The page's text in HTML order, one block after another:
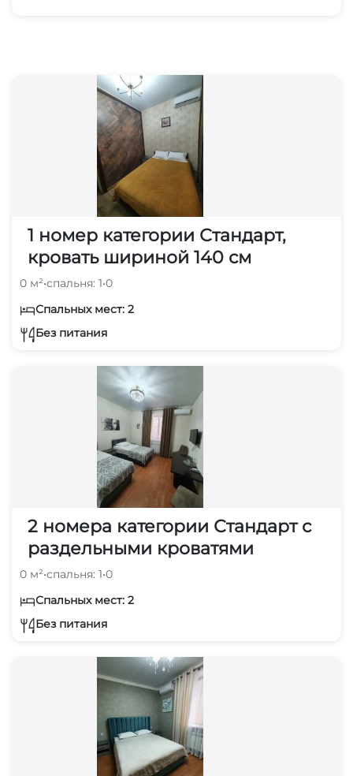
1 номер категории Стандарт,
кровать шириной 140 см
0 м²•спальня: 1•0
Спальных мест: 2
Без питания
2 номера категории Стандарт с
раздельными кроватями
0 м²•спальня: 1•0
Спальных мест: 2
Без питания